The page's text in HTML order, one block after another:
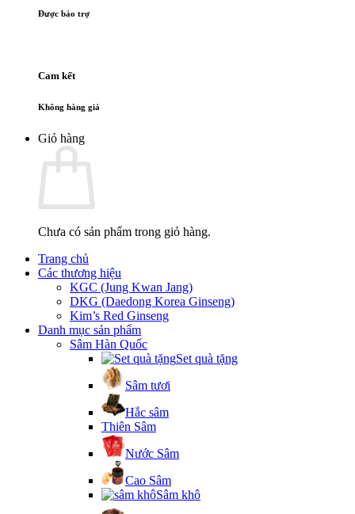
Được bảo trợ
Cam kết
Không hàng giả
Giỏ hàng
Chưa có sản phẩm trong giỏ hàng.
Trang chủ
Các thương hiệu
KGC (Jung Kwan Jang)
DKG (Daedong Korea Ginseng)
Kim’s Red Ginseng
Danh mục sản phẩm
Sâm Hàn Quốc
Set quà tặng
Sâm tươi
Hắc sâm
Thiên Sâm
Nước Sâm
Cao Sâm
Sâm khô